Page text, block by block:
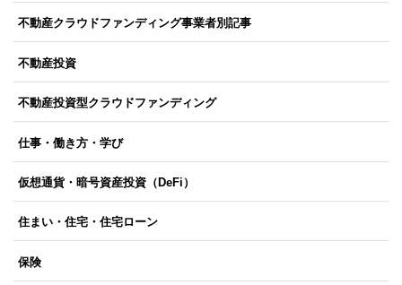
不動産クラウドファンディング事業者別記事
不動産投資
不動産投資型クラウドファンディング
仕事・働き方・学び
仮想通貨・暗号資産投資（DeFi）
住まい・住宅・住宅ローン
保険